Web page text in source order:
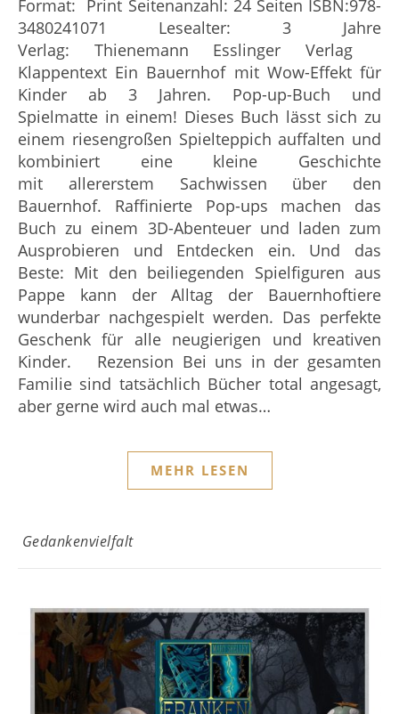
Format: Print Seitenanzahl: 24 Seiten ISBN:978-
3480241071 Lesealter: 3 Jahre
Verlag: Thienemann Esslinger Verlag
Klappentext Ein Bauernhof mit Wow-Effekt für
Kinder ab 3 Jahren. Pop-up-Buch und
Spielmatte in einem! Dieses Buch lässt sich zu
einem riesengroßen Spielteppich auffalten und
kombiniert eine kleine Geschichte
mit allererstem Sachwissen über den
Bauernhof. Raffinierte Pop-ups machen das
Buch zu einem 3D-Abenteuer und laden zum
Ausprobieren und Entdecken ein. Und das
Beste: Mit den beiliegenden Spielfiguren aus
Pappe kann der Alltag der Bauernhoftiere
wunderbar nachgespielt werden. Das perfekte
Geschenk für alle neugierigen und kreativen
Kinder. Rezension Bei uns in der gesamten
Familie sind tatsächlich Bücher total angesagt,
aber gerne wird auch mal etwas…
MEHR LESEN
Gedankenvielfalt